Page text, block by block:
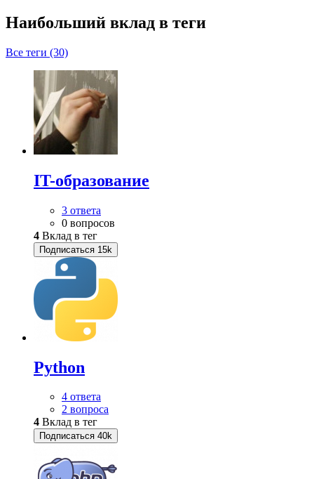
Наибольший вклад в теги
Все теги (30)
IT-образование
3 ответа
0 вопросов
4 Вклад в тег
Подписаться 15k
Python
4 ответа
2 вопроса
4 Вклад в тег
Подписаться 40k